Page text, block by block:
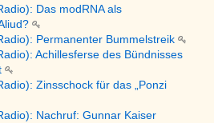
Das modRNA als
Permanenter Bummelstreik
Achillesferse des Bündnisses
Zinsschock für das „Ponzi
Nachruf: Gunnar Kaiser